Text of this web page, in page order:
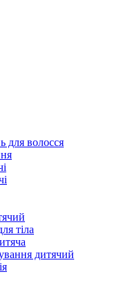
для волосся
тіла
дитячий